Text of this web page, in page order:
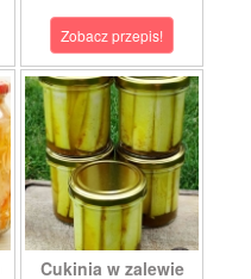
Zobacz przepis!
Cukinia w zalewie